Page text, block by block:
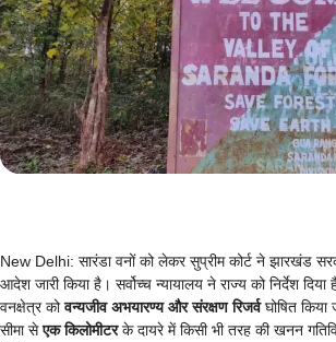
New Delhi: सारंडा वनों को लेकर सुप्रीम कोर्ट ने झारखंड
आदेश जारी किया है। सर्वोच्च न्यायालय ने राज्य को निर्देश
वनक्षेत्र कोवन्यजीव अभयारण्य और संरक्षण रिजर्वघोषित किया
सीमा सेएक किलोमीटरके दायरे में किसी भी तरह की खनन